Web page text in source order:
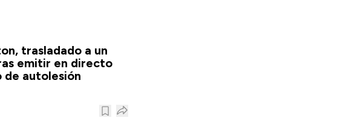
trasladado a un
emitir en directo
de autolesión